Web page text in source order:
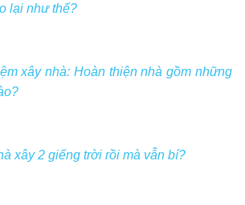
lại như thế?
xây nhà: Hoàn thiện nhà gồm những
xây 2 giếng trời rồi mà vẫn bí?